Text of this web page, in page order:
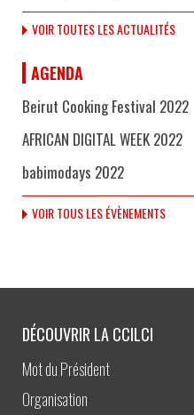
VOIR TOUTES LES ACTUALITÉS
AGENDA
Beirut Cooking Festival 2022
AFRICAN DIGITAL WEEK 2022
babimodays 2022
VOIR TOUS LES ÉVÈNEMENTS
DÉCOUVRIR LA CCILCI
Mot du Président
Organisation